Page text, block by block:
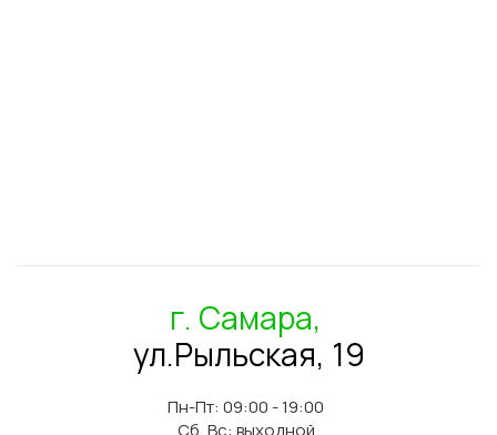
г. Самара,
ул.Рыльская, 19
Пн-Пт: 09:00 - 19:00
Сб, Вс: выходной